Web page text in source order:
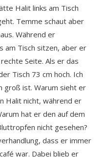
Halit links am Tisch
Temme schaut aber
Während er
am Tisch sitzen, aber er
Seite. Als er das
Tisch 73 cm hoch. Ich
groß ist. Warum sieht er
Halit nicht, während er
hat er den auf dem
nicht gesehen?
dass er immer
war. Dabei blieb er